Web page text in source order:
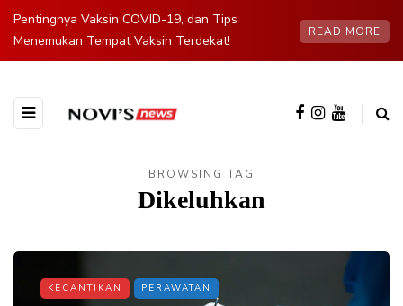
Pentingnya Vaksin COVID-19, dan Tips
Menemukan Tempat Vaksin Terdekat!
READ MORE
BROWSING TAG
Dikeluhkan
KECANTIKAN PERAWATAN